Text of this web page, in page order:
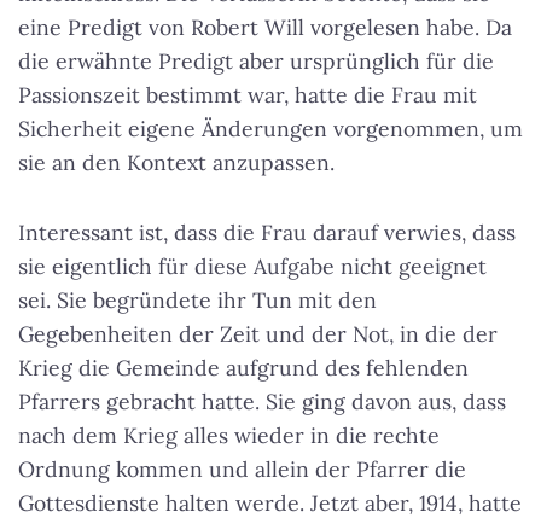
eine Predigt von Robert Will vorgelesen habe. Da
die erwähnte Predigt aber ursprünglich für die
Passionszeit bestimmt war, hatte die Frau mit
Sicherheit eigene Änderungen vorgenommen, um
sie an den Kontext anzupassen.
Interessant ist, dass die Frau darauf verwies, dass
sie eigentlich für diese Aufgabe nicht geeignet
sei. Sie begründete ihr Tun mit den
Gegebenheiten der Zeit und der Not, in die der
Krieg die Gemeinde aufgrund des fehlenden
Pfarrers gebracht hatte. Sie ging davon aus, dass
nach dem Krieg alles wieder in die rechte
Ordnung kommen und allein der Pfarrer die
Gottesdienste halten werde. Jetzt aber, 1914, hatte